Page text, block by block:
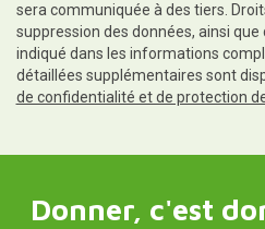
sera communiquée à des tiers.
suppression des données, ainsi
indiqué dans les informations
détaillées supplémentaires sont
de confidentialité et de protection
Donner, c'est